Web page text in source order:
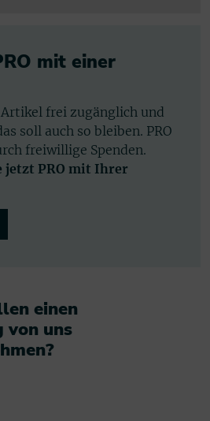
mit einer
Artikel frei zugänglich und
soll auch so bleiben. PRO
freiwillige Spenden.
jetzt PRO mit Ihrer
einen
von uns